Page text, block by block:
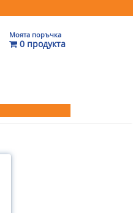
Моята поръчка
0 продукта